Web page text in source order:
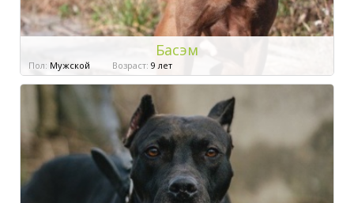
Басэм
Пол: Мужской Возраст: 9 лет